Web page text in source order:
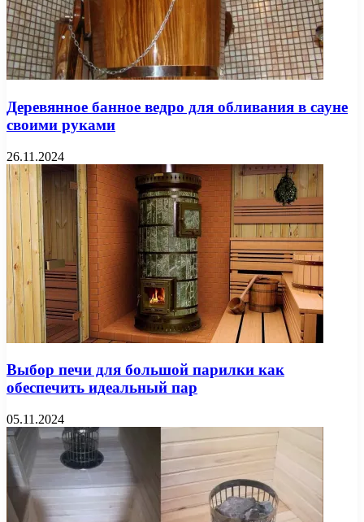
Деревянное банное ведро для обливания в сауне
своими руками
26.11.2024
Выбор печи для большой парилки как
обеспечить идеальный пар
05.11.2024